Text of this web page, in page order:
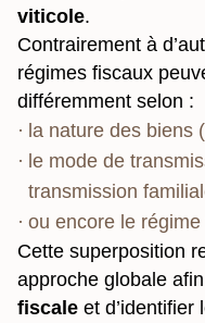
viticole.
Contrairement à
régimes fiscaux
différemment selon :
la nature des biens
le mode de
transmission
ou encore le régime
Cette superposition
approche globale
fiscale et d’identifier